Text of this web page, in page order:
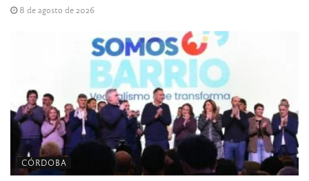
8 de agosto de 2026
CÓRDOBA